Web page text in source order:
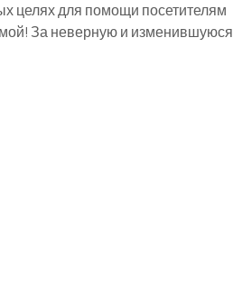
целях для помощи посетителям
За неверную и изменившуюся